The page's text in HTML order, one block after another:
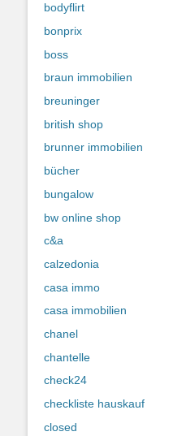
bodyflirt
bonprix
boss
braun immobilien
breuninger
british shop
brunner immobilien
bücher
bungalow
bw online shop
c&a
calzedonia
casa immo
casa immobilien
chanel
chantelle
check24
checkliste hauskauf
closed